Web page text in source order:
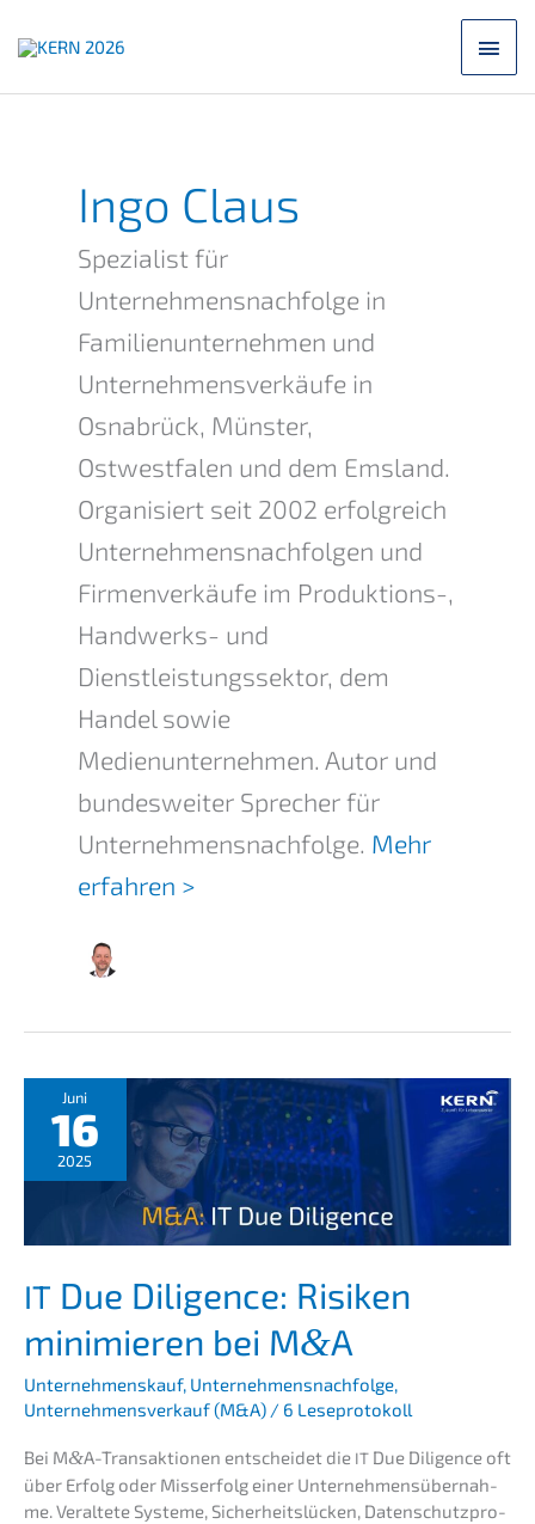
Inhalt
springen
Ingo Claus
Spezialist für
Unternehmensnachfolge in
Familienunternehmen und
Unternehmensverkäufe in
Osnabrück, Münster,
Ostwestfalen und dem Emsland.
Organisiert seit 2002 erfolgreich
Unternehmensnachfolgen und
Firmenverkäufe im Produktions-,
Handwerks- und
Dienstleistungssektor, dem
Handel sowie
Medienunternehmen. Autor und
bundesweiter Sprecher für
Unternehmensnachfolge. Mehr
erfahren >
Juni
16
2025
IT Due Diligence: Risiken
minimie­ren bei M&A
Unternehmenskauf, Unternehmensnachfolge,
Unternehmensverkauf (M&A) / 6 Leseprotokoll
Bei M&A-Transaktionen entschei­det die IT Due Diligence oft
über Erfolg oder Misserfolg einer Unter­neh­mens­über­nah­
me. Veral­te­te Syste­me, Sicher­heits­lü­cken, Daten­schutz­pro­